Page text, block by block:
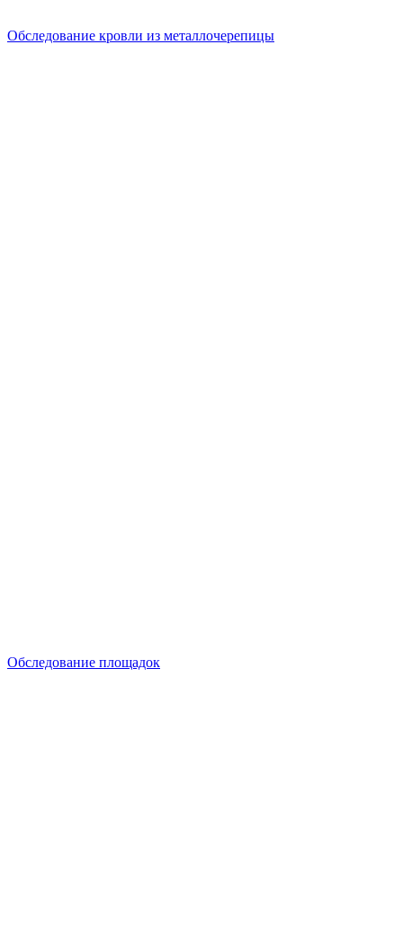
Обследование кровли из металлочерепицы
Обследование площадок